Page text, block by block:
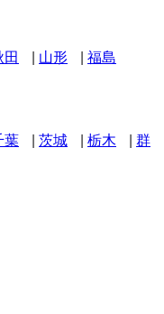
田 山形 福島
葉 茨城 栃木 群